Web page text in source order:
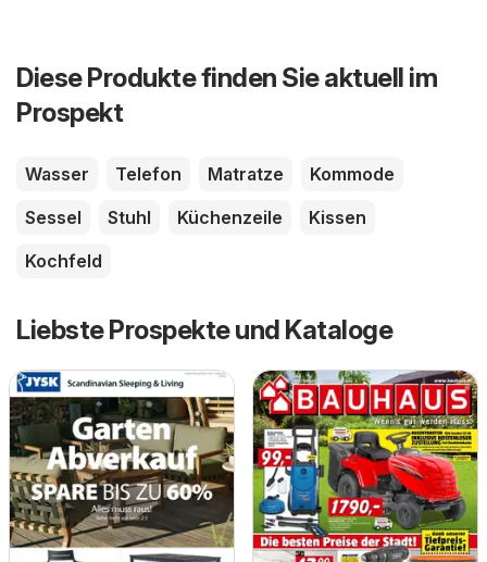
Diese Produkte finden Sie aktuell im
Prospekt
Wasser Telefon Matratze
Kommode
Sessel
Stuhl Küchenzeile
Kissen
Kochfeld
Liebste Prospekte und Kataloge